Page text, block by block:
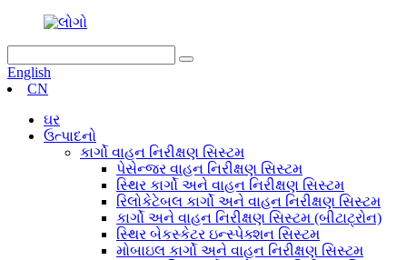
English
CN
ઘર
ઉત્પાદનો
કાર્ગો વાહન નિરીક્ષણ સિસ્ટમ
પેસેન્જર વાહન નિરીક્ષણ સિસ્ટમ
સ્થિર કાર્ગો અને વાહન નિરીક્ષણ સિસ્ટમ
રિલોકેટેબલ કાર્ગો અને વાહન નિરીક્ષણ સિસ્ટમ
કાર્ગો અને વાહન નિરીક્ષણ સિસ્ટમ (બીટાટ્રોન)
સ્થિર બેકસ્કેટર ઇન્સ્પેક્શન સિસ્ટમ
મોબાઇલ કાર્ગો અને વાહન નિરીક્ષણ સિસ્ટમ